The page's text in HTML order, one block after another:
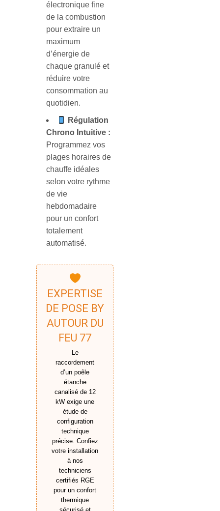
électronique fine
de la combustion
pour extraire un
maximum
d’énergie de
chaque granulé et
réduire votre
consommation au
quotidien.
Régulation
Chrono Intuitive :
Programmez vos
plages horaires de
chauffe idéales
selon votre rythme
de vie
hebdomadaire
pour un confort
totalement
automatisé.
EXPERTISE
DE POSE BY
AUTOUR DU
FEU 77
Le
raccordement
d’un poêle
étanche
canalisé de 12
kW exige une
étude de
configuration
technique
précise. Confiez
votre installation
à nos
techniciens
certifiés RGE
pour un confort
thermique